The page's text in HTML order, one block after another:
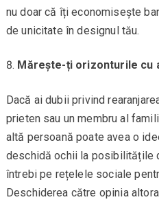
nu doar că îți economisește
de unicitate în designul tău.
Mărește-ți orizonturile cu
Dacă ai dubii privind
prieten sau un membru al
altă persoană poate avea o
deschidă ochii la posibilitățile
întrebi pe rețelele sociale
Deschiderea către opinia